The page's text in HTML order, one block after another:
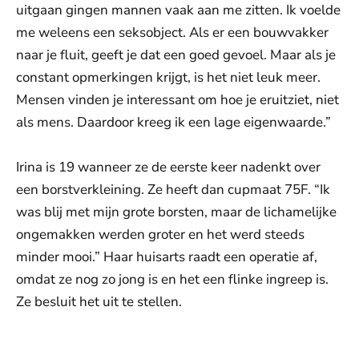
uitgaan gingen mannen vaak aan me zitten. Ik voelde
me weleens een seksobject. Als er een bouwvakker
naar je fluit, geeft je dat een goed gevoel. Maar als je
constant opmerkingen krijgt, is het niet leuk meer.
Mensen vinden je interessant om hoe je eruitziet, niet
als mens. Daardoor kreeg ik een lage eigenwaarde.”
Irina is 19 wanneer ze de eerste keer nadenkt over
een borstverkleining. Ze heeft dan cupmaat 75F. “Ik
was blij met mijn grote borsten, maar de lichamelijke
ongemakken werden groter en het werd steeds
minder mooi.” Haar huisarts raadt een operatie af,
omdat ze nog zo jong is en het een flinke ingreep is.
Ze besluit het uit te stellen.